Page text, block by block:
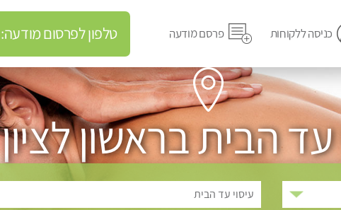
כניסה ללקוחות פרסם מודעה טלפון לפרסום מודעה: 054-3220999
עד הבית בראשון לציון
עיסוי עד הבית